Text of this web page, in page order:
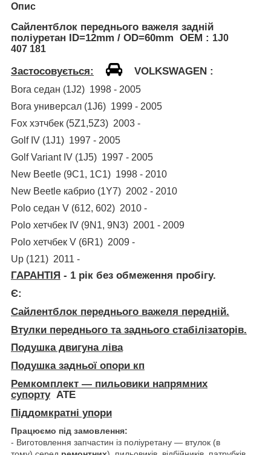
Опис
Сайлентблок переднього важеля задній
поліуретан ID=12mm / OD=60mm OEM : 1J0
407 181
Застосовується: VOLKSWAGEN :
Bora седан (1J2) 1998 - 2005
Bora универсал (1J6) 1999 - 2005
Fox хэтчбек (5Z1,5Z3) 2003 -
Golf IV (1J1) 1997 - 2005
Golf Variant IV (1J5) 1997 - 2005
New Beetle (9C1, 1C1) 1998 - 2010
New Beetle кабрио (1Y7) 2002 - 2010
Polo седан V (612, 602) 2010 -
Polo хетчбек IV (9N1, 9N3) 2001 - 2009
Polo хетчбек V (6R1) 2009 -
Up (121) 2011 -
ГАРАНТІЯ - 1 рік без обмеження пробігу.
Є:
Сайлентблок переднього важеля передній.
Втулки переднього та заднього стабілізаторів.
Подушка двигуна ліва
Подушка задньої опори кп
Ремкомплект — пильовики напрямних
супорту АТЕ
Піддомкратні упори
Працюємо під замовлення:
- Виготовлення запчастин із поліуретану — втулок (в